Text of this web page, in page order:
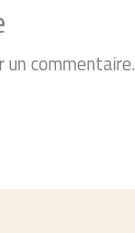
commentaire.